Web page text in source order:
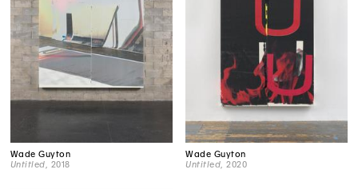
Wade Guyton
Untitled , 2018
Wade Guyton
Untitled , 2020